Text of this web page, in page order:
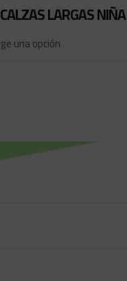
CALZAS LARGAS NIÑA